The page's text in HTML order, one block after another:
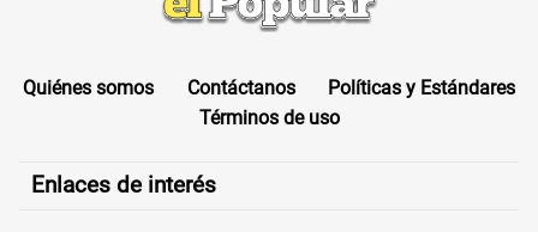
Quiénes somos Contáctanos
Políticas y Estándares
Términos de uso
Enlaces de interés